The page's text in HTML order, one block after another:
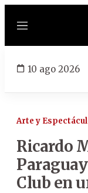
Menú
10 ago 2026
Arte y
Ricardo
Club en